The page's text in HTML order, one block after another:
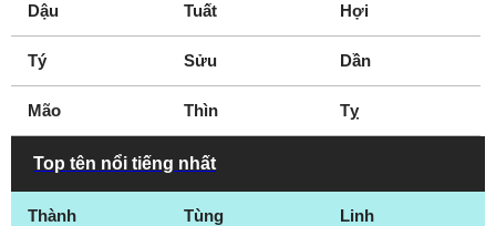
Toronto
Vancouver
Welland
Whitby
White Rock
Dậu Tuất Hợi
Tý Sửu Dần
Mão Thìn Tỵ
Top tên nổi tiếng nhất
Thành Tùng Linh